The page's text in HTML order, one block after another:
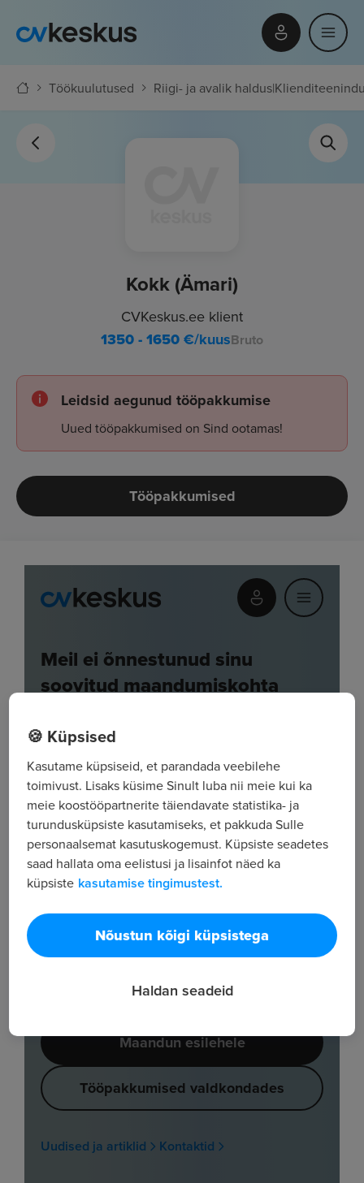
Töökuulutused Riigi- ja avalik haldus|
Kokk (Ämari)
CVKeskus.ee klient
1350 - 1650€/kuusBruto
Leidsid aegunud tööpakkumise
Uued tööpakkumised on Sind ootamas!
Tööpakkumised
🍪 Küpsised
Kasutame küpsiseid, et parandada veebilehe
toimivust. Lisaks küsime Sinult luba nii meie kui ka
meie koostööpartnerite täiendavate statistika- ja
turundusküpsiste kasutamiseks, et pakkuda Sulle
personaalsemat kasutuskogemust. Küpsiste seadetes
saad hallata oma eelistusi ja lisainfot näed ka
küpsiste kasutamise tingimustest.
Nõustun kõigi küpsistega
Haldan seadeid